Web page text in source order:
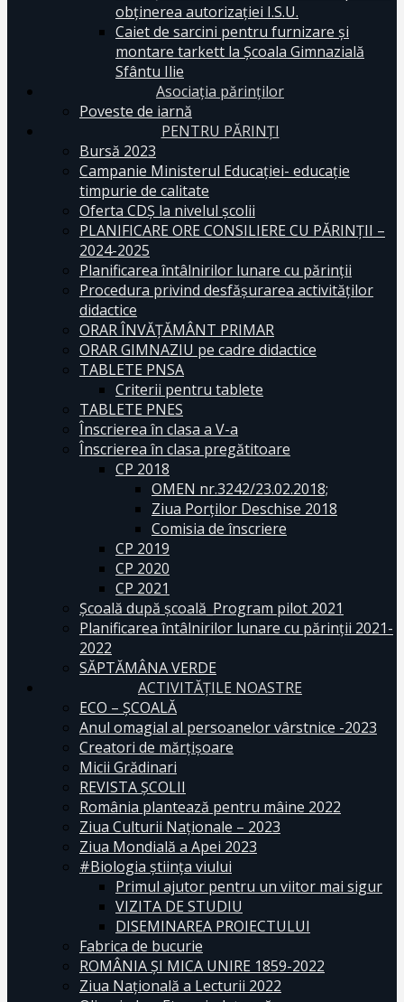
obținerea autorizației I.S.U.
Caiet de sarcini pentru furnizare și
montare tarkett la Școala Gimnazială
Sfântu Ilie
Asociația părinților
Poveste de iarnă
PENTRU PĂRINȚI
Bursă 2023
Campanie Ministerul Educației- educație
timpurie de calitate
Oferta CDŞ la nivelul şcolii
PLANIFICARE ORE CONSILIERE CU PĂRINȚII –
2024-2025
Planificarea întâlnirilor lunare cu părinții
Procedura privind desfășurarea activităților
didactice
ORAR ÎNVĂȚĂMÂNT PRIMAR
ORAR GIMNAZIU pe cadre didactice
TABLETE PNSA
Criterii pentru tablete
TABLETE PNES
Înscrierea în clasa a V-a
Înscrierea în clasa pregătitoare
CP 2018
OMEN nr.3242/23.02.2018;
Ziua Porților Deschise 2018
Comisia de înscriere
CP 2019
CP 2020
CP 2021
Școală după școală_Program pilot 2021
Planificarea întâlnirilor lunare cu părinții 2021-
2022
SĂPTĂMÂNA VERDE
ACTIVITĂȚILE NOASTRE
ECO – ŞCOALĂ
Anul omagial al persoanelor vârstnice -2023
Creatori de mărțișoare
Micii Grădinari
REVISTA ŞCOLII
România plantează pentru mâine 2022
Ziua Culturii Naționale – 2023
Ziua Mondială a Apei 2023
#Biologia știința viului
Primul ajutor pentru un viitor mai sigur
VIZITA DE STUDIU
DISEMINAREA PROIECTULUI
Fabrica de bucurie
ROMÂNIA ŞI MICA UNIRE 1859-2022
Ziua Naţională a Lecturii 2022